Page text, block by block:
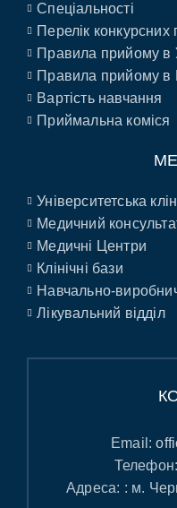
Спеціальності
Перелік конкурсних
Правила прийому в
Правила прийому в
Вартість навчання
Приймальна коміся
Університетська
Медичний
Медичні Центри
Клінічні бази
Навчально-
Лікувальний відділ
Email:
Телефон:
Адреса: : м.